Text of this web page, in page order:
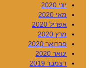
יוני 2020
מאי 2020
אפריל 2020
מרץ 2020
פברואר 2020
ינואר 2020
דצמבר 2019